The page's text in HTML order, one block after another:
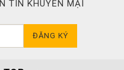
TIN KHUYẾN MẠI
ĐĂNG KÝ